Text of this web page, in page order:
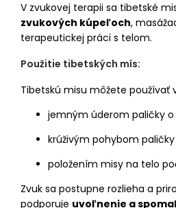
V zvukovej terapii sa tibetské
zvukových kúpeľoch,
terapeutickej práci s telom.
Použitie tibetských mís:
Tibetskú misu môžete používať
jemným úderom paličky o
krúživým pohybom
položením misy na telo
Zvuk sa postupne rozlieha a
podporuje uvoľnenie a